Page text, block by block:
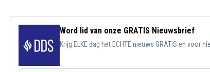
Word lid van onze GRATIS Nieuwsbrief
Krijg ELKE dag het ECHTE nieuws GRATIS en voor